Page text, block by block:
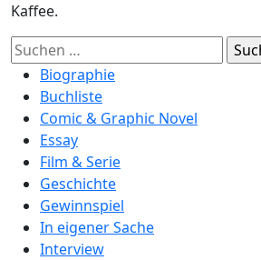
Kaffee.
Suchen
nach:Biographie
Buchliste
Comic & Graphic Novel
Essay
Film & Serie
Geschichte
Gewinnspiel
In eigener Sache
Interview